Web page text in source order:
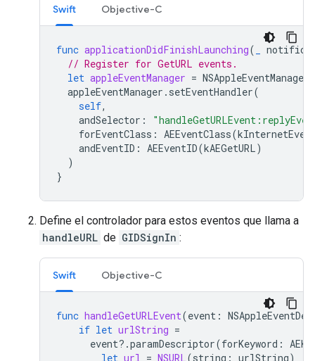
Swift Objective-C
func applicationDidFinishLaunching(
// Register for GetURL events.
let appleEventManager = NSAppleEventManager
appleEventManager . setEventHandler(
self,
andSelector :
forEventClass : AEEventClass(
andEventID : AEEventID(kAEGetURL)
)
}
Define el controlador para estos eventos que llama a
handleURL de GIDSignIn :
Swift Objective-C
func handleGetURLEvent(event :
if let urlString =
event?.paramDescriptor(forKeyword :
let url = NSURL(string : urlString)